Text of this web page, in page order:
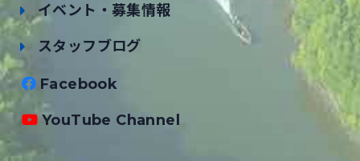
イベント・募集情報
スタッフブログ
Facebook
YouTube Channel